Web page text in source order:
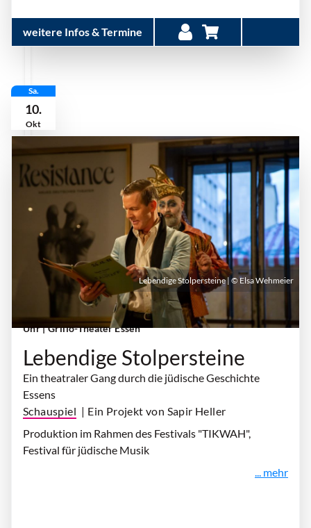
weitere Infos & Termine
Sa.
10.
Okt
Samstag, 10. Oktober 2026 | 16:30 Uhr - 18:15
Uhr| Grillo-Theater Essen
Lebendige Stolpersteine
Ein theatraler Gang durch die jüdische Geschichte
Essens
Schauspiel | Ein Projekt von Sapir Heller
Produktion im Rahmen des Festivals "TIKWAH",
Festival für jüdische Musik
... mehr
Lebendige Stolpersteine | © Elsa Wehmeier